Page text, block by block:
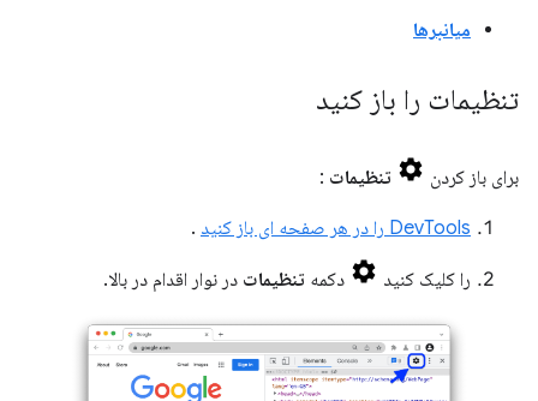
میانبرها
تنظیمات را باز کنید
برای باز کردن تنظیمات :
DevTools را در هر صفحه ای باز کنید .
را کلیک کنید دکمه تنظیمات در نوار اقدام در بالا.